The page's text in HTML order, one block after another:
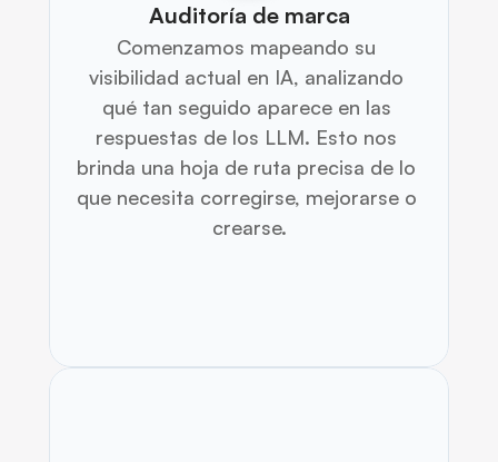
Auditoría de marca
Comenzamos mapeando su
visibilidad actual en IA, analizando
qué tan seguido aparece en las
respuestas de los LLM. Esto nos
brinda una hoja de ruta precisa de lo
que necesita corregirse, mejorarse o
crearse.